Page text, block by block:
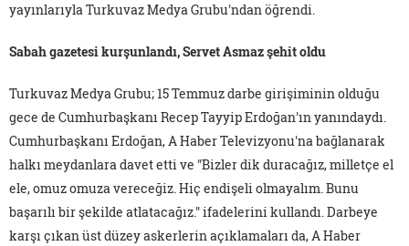
yayınlarıyla Turkuvaz Medya Grubu'ndan öğrendi.
Sabah gazetesi kurşunlandı, Servet Asmaz şehit oldu
Turkuvaz Medya Grubu; 15 Temmuz darbe girişiminin olduğu
gece de Cumhurbaşkanı Recep Tayyip Erdoğan'ın yanındaydı.
Cumhurbaşkanı Erdoğan, A Haber Televizyonu'na bağlanarak
halkı meydanlara davet etti ve "Bizler dik duracağız, milletçe el
ele, omuz omuza vereceğiz. Hiç endişeli olmayalım. Bunu
başarılı bir şekilde atlatacağız." ifadelerini kullandı. Darbeye
karşı çıkan üst düzey askerlerin açıklamaları da, A Haber